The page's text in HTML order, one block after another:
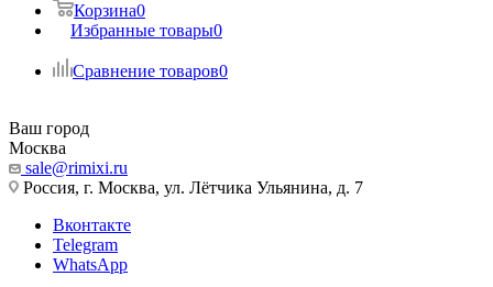
Корзина0
Избранные товары0
Сравнение товаров0
Ваш город
Москва
sale@rimixi.ru
Россия, г. Москва, ул. Лётчика Ульянина, д. 7
Вконтакте
Telegram
WhatsApp